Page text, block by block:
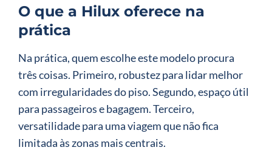
O que a Hilux oferece na
prática
Na prática, quem escolhe este modelo procura
três coisas. Primeiro, robustez para lidar melhor
com irregularidades do piso. Segundo, espaço útil
para passageiros e bagagem. Terceiro,
versatilidade para uma viagem que não fica
limitada às zonas mais centrais.